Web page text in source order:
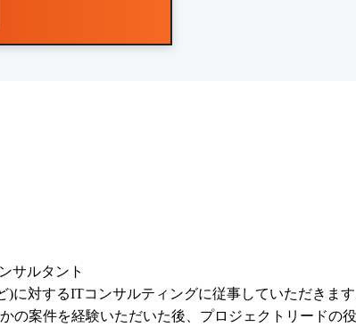
サルタント
対するITコンサルティングに従事していただきます
の案件を経験いただいた後、プロジェクトリードの